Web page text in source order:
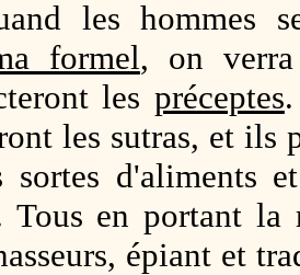
les hommes
formel, on verra
les préceptes
les sutras, et ils
sortes d'aliments
Tous en portant
épiant et